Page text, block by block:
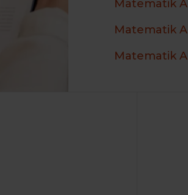
Matematik A
Matematik A
Matematik A